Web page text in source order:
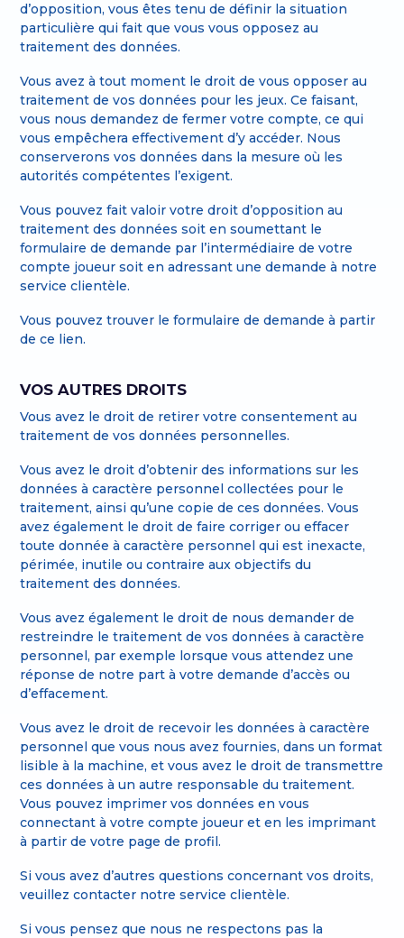
d’opposition, vous êtes tenu de définir la situation
particulière qui fait que vous vous opposez au
traitement des données.
Vous avez à tout moment le droit de vous opposer au
traitement de vos données pour les jeux. Ce faisant,
vous nous demandez de fermer votre compte, ce qui
vous empêchera effectivement d’y accéder. Nous
conserverons vos données dans la mesure où les
autorités compétentes l’exigent.
Vous pouvez fait valoir votre droit d’opposition au
traitement des données soit en soumettant le
formulaire de demande par l’intermédiaire de votre
compte joueur soit en adressant une demande à notre
service clientèle.
Vous pouvez trouver le formulaire de demande à partir
de ce lien.
VOS AUTRES DROITS
Vous avez le droit de retirer votre consentement au
traitement de vos données personnelles.
Vous avez le droit d’obtenir des informations sur les
données à caractère personnel collectées pour le
traitement, ainsi qu’une copie de ces données. Vous
avez également le droit de faire corriger ou effacer
toute donnée à caractère personnel qui est inexacte,
périmée, inutile ou contraire aux objectifs du
traitement des données.
Vous avez également le droit de nous demander de
restreindre le traitement de vos données à caractère
personnel, par exemple lorsque vous attendez une
réponse de notre part à votre demande d’accès ou
d’effacement.
Vous avez le droit de recevoir les données à caractère
personnel que vous nous avez fournies, dans un format
lisible à la machine, et vous avez le droit de transmettre
ces données à un autre responsable du traitement.
Vous pouvez imprimer vos données en vous
connectant à votre compte joueur et en les imprimant
à partir de votre page de profil.
Si vous avez d’autres questions concernant vos droits,
veuillez contacter notre service clientèle.
Si vous pensez que nous ne respectons pas la